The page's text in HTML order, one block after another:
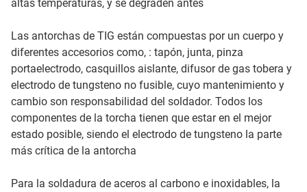
altas temperaturas, y se degraden antes
Las antorchas de TIG están compuestas por un cuerpo y
diferentes accesorios como, : tapón, junta, pinza
portaelectrodo, casquillos aislante, difusor de gas tobera y
electrodo de tungsteno no fusible, cuyo mantenimiento y
cambio son responsabilidad del soldador. Todos los
componentes de la torcha tienen que estar en el mejor
estado posible, siendo el electrodo de tungsteno la parte
más crítica de la antorcha
Para la soldadura de aceros al carbono e inoxidables, la